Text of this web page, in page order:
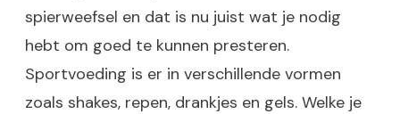
spierweefsel en dat is nu juist wat je nodig
hebt om goed te kunnen presteren.
Sportvoeding is er in verschillende vormen
zoals shakes, repen, drankjes en gels. Welke je